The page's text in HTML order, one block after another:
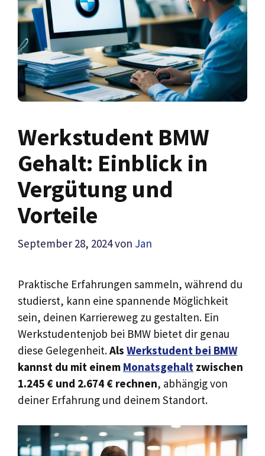
Werkstudent BMW
Gehalt: Einblick in
Vergütung und
Vorteile
September 28, 2024von Jan
Praktische Erfahrungen sammeln, während du
studierst, kann eine spannende Möglichkeit
sein, deinen Karriereweg zu gestalten. Ein
Werkstudentenjob bei BMW bietet dir genau
diese Gelegenheit.Als Werkstudent bei BMW
kannst du mit einem Monatsgehalt zwischen
1.245 € und 2.674 € rechnen, abhängig von
deiner Erfahrung und deinem Standort.